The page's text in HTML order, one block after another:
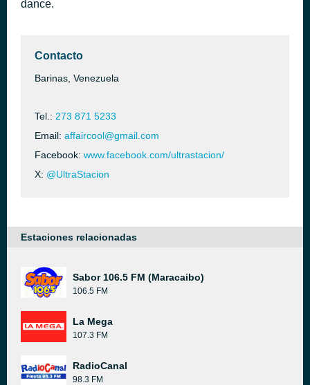
dance.
Contacto
Barinas, Venezuela
Tel.: 273 871 5233
Email: affaircool@gmail.com
Facebook: www.facebook.com/ultrastacion/
X: @UltraStacion
Estaciones relacionadas
Sabor 106.5 FM (Maracaibo)
106.5 FM
La Mega
107.3 FM
RadioCanal
98.3 FM